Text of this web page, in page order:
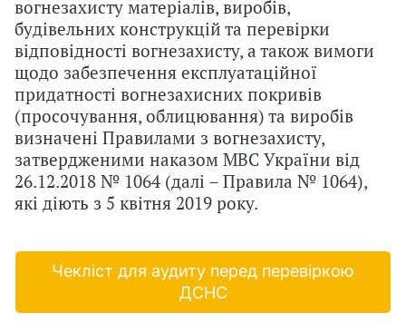
вогнезахисту матеріалів, виробів,
будівельних конструкцій та перевірки
відповідності вогнезахисту, а також вимоги
щодо забезпечення експлуатаційної
придатності вогнезахисних покривів
(просочування, облицювання) та виробів
визначені Правилами з вогнезахисту,
затвердженими наказом МВС України від
26.12.2018 № 1064 (далі – Правила № 1064),
які діють з 5 квітня 2019 року.
Чекліст для аудиту перед перевіркою
ДСНС